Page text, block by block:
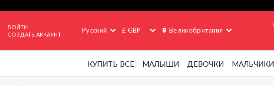
ВОЙТИ
СОЗДАТЬ АККАУНТ
Русский £ GBP Великобритания
КУПИТЬ ВСЕ МАЛЫШИ ДЕВОЧКИ МАЛЬЧИКИ